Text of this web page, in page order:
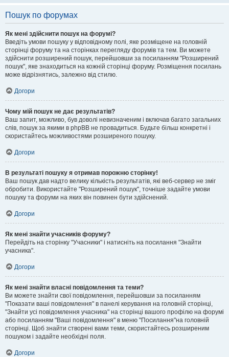
Пошук по форумах
Як мені здійснити пошук на форумі?
Введіть умови пошуку у відповідному полі, яке розміщене на головній
сторінці форуму та на сторінках перегляду форумів та тем. Ви можете
здійснити розширений пошук, перейшовши за посиланням "Розширений
пошук", яке знаходиться на кожній сторінці форуму. Розміщення посилань
може відрізнятись, залежно від стилю.
Догори
Чому мій пошук не дає результатів?
Ваш запит, можливо, був доволі невизначеним і включав багато загальних
слів, пошук за якими в phpBB не провадиться. Будьте більш конкретні і
скористайтесь можливостями розширеного пошуку.
Догори
В результаті пошуку я отримав порожню сторінку!
Ваш пошук дав надто велику кількість результатів, які веб-сервер не зміг
обробити. Використайте "Розширений пошук", точніше задайте умови
пошуку та форуми на яких він повинен бути здійснений.
Догори
Як мені знайти учасників форуму?
Перейдіть на сторінку "Учасники" і натисніть на посилання "Знайти
учасника".
Догори
Як мені знайти власні повідомлення та теми?
Ви можете знайти свої повідомлення, перейшовши за посиланням
"Показати ваші повідомлення" в панелі керування на головній сторінці,
"Знайти усі повідомлення учасника" на сторінці вашого профілю на форумі
або посиланням "Ваші повідомлення" в меню "Посилання"на головній
сторінці. Щоб знайти створені вами теми, скористайтесь розширеним
пошуком і задайте необхідні поля.
Догори